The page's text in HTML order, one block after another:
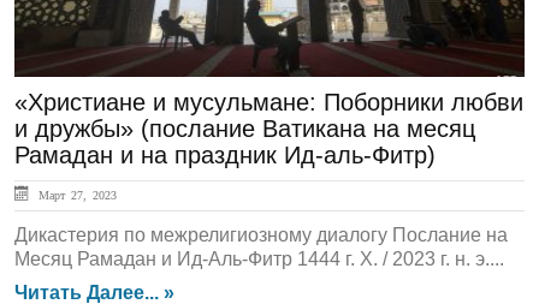
«Христиане и мусульмане: Поборники любви
и дружбы» (послание Ватикана на месяц
Рамадан и на праздник Ид-аль-Фитр)
Март 27, 2023
Дикастерия по межрелигиозному диалогу Послание на
Месяц Рамадан и Ид-Аль-Фитр 1444 г. Х. / 2023 г. н. э....
Читать Далее... »